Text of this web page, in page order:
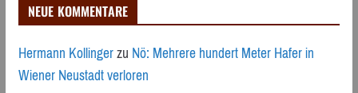
NEUE KOMMENTARE
Hermann KollingerzuNö: Mehrere hundert Meter Hafer in
Wiener Neustadt verloren